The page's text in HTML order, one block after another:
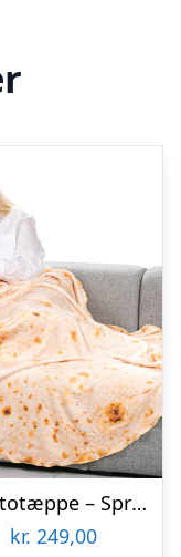
Burritotæppe – Spralla
kr. 249,00